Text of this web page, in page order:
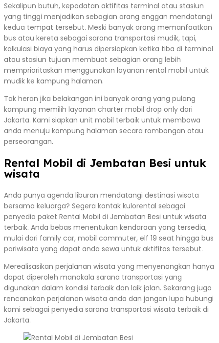
Sekalipun butuh, kepadatan aktifitas terminal atau stasiun
yang tinggi menjadikan sebagian orang enggan mendatangi
kedua tempat tersebut. Meski banyak orang memanfaatkan
bus atau kereta sebagai sarana transportasi mudik, tapi,
kalkulasi biaya yang harus dipersiapkan ketika tiba di terminal
atau stasiun tujuan membuat sebagian orang lebih
memprioritaskan menggunakan layanan rental mobil untuk
mudik ke kampung halaman.
Tak heran jika belakangan ini banyak orang yang pulang
kampung memilih layanan charter mobil drop only dari
Jakarta. Kami siapkan unit mobil terbaik untuk membawa
anda menuju kampung halaman secara rombongan atau
perseorangan.
Rental Mobil di Jembatan Besi untuk
wisata
Anda punya agenda liburan mendatangi destinasi wisata
bersama keluarga? Segera kontak kulorental sebagai
penyedia paket Rental Mobil di Jembatan Besi untuk wisata
terbaik. Anda bebas menentukan kendaraan yang tersedia,
mulai dari family car, mobil commuter, elf 19 seat hingga bus
pariwisata yang dapat anda sewa untuk aktifitas tersebut.
Merealisasikan perjalanan wisata yang menyenangkan hanya
dapat diperoleh manakala sarana transportasi yang
digunakan dalam kondisi terbaik dan laik jalan. Sekarang juga
rencanakan perjalanan wisata anda dan jangan lupa hubungi
kami sebagai penyedia sarana transportasi wisata terbaik di
Jakarta.